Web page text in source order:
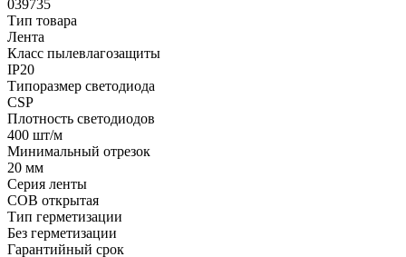
039735
Тип товара
Лента
Класс пылевлагозащиты
IP20
Типоразмер светодиода
CSP
Плотность светодиодов
400 шт/м
Минимальный отрезок
20 мм
Серия ленты
COB открытая
Тип герметизации
Без герметизации
Гарантийный срок